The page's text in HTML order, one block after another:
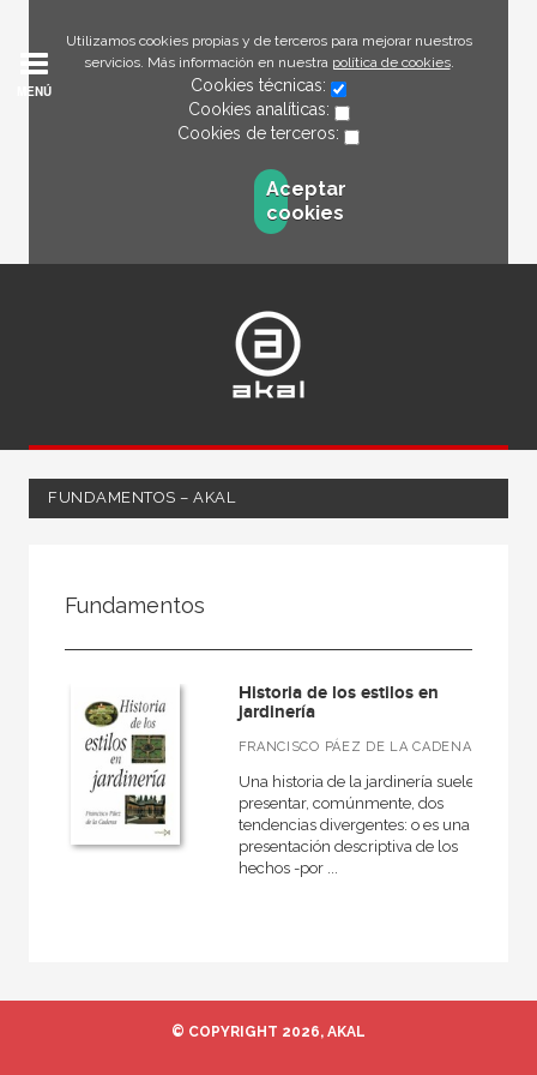
Utilizamos cookies propias y de terceros para mejorar nuestros
servicios. Más información en nuestra política de cookies.
Cookies técnicas:
Cookies analíticas:
Cookies de terceros:
Aceptar
cookies
MENÚ
FUNDAMENTOS – AKAL
Ciencias humanas y sociales
Arquitectura
Jardinería y paisaje
MATERIAS
Historia de la arquitectura
Fundamentos
Historia de los estilos en
jardinería
FRANCISCO PÁEZ DE LA CADENA
Una historia de la jardinería suele
presentar, comúnmente, dos
tendencias divergentes: o es una
presentación descriptiva de los
hechos -por ...
© COPYRIGHT 2026, AKAL